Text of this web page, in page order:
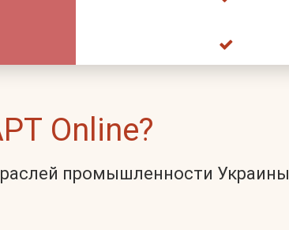
Online?
промышленности Украины